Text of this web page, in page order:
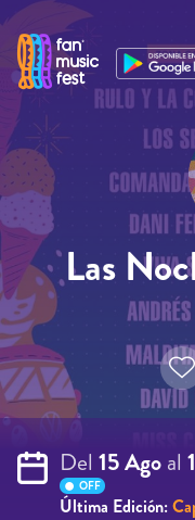
Pasar al contenido principal
Las
Del 15 Agoal
OFF
Última Edición: